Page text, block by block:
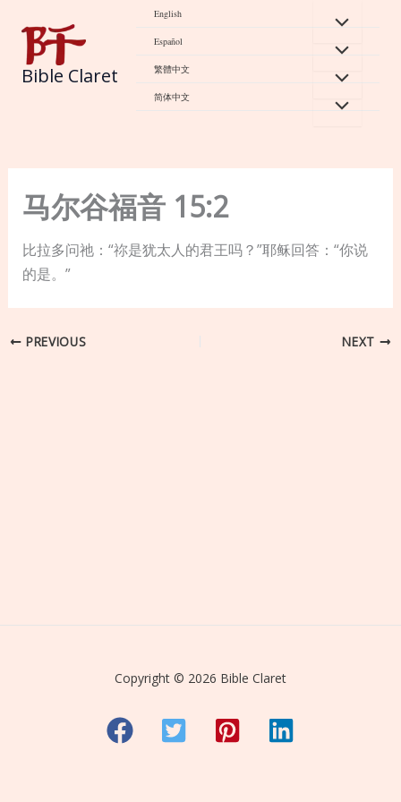
content
Bible Claret
English
Español
繁體中文
简体中文
马尔谷福音 15:2
比拉多问祂：“祢是犹太人的君王吗？”耶稣回答：“你说
的是。”
PREVIOUS NEXT
Copyright © 2026 Bible Claret